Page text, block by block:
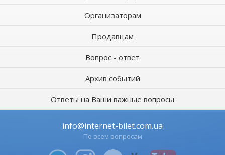
Организаторам
Продавцам
Вопрос - ответ
Архив событий
Ответы на Ваши важные вопросы
info@internet-bilet.com.ua
По всем вопросам